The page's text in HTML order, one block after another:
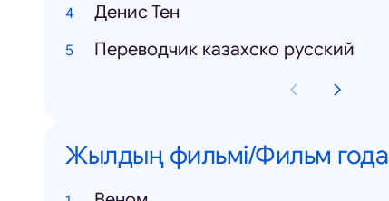
Денис Тен
Переводчик казахско русский
Жылдың фильмі/Фильм года